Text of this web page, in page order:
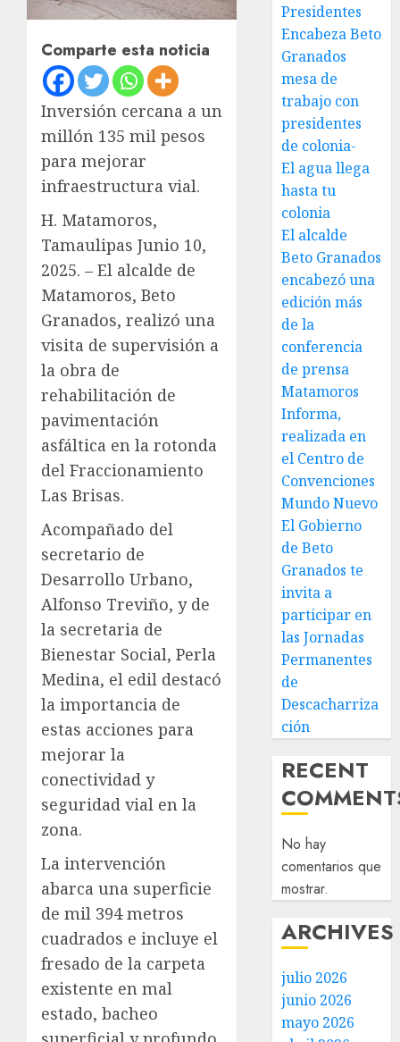
Comparte esta noticia
Inversión cercana a un
millón 135 mil pesos
para mejorar
infraestructura vial.
H. Matamoros,
Tamaulipas Junio 10,
2025. – El alcalde de
Matamoros, Beto
Granados, realizó una
visita de supervisión a
la obra de
rehabilitación de
pavimentación
asfáltica en la rotonda
del Fraccionamiento
Las Brisas.
Acompañado del
secretario de
Desarrollo Urbano,
Alfonso Treviño, y de
la secretaria de
Bienestar Social, Perla
Medina, el edil destacó
la importancia de
estas acciones para
mejorar la
conectividad y
seguridad vial en la
zona.
La intervención
abarca una superficie
de mil 394 metros
cuadrados e incluye el
fresado de la carpeta
existente en mal
estado, bacheo
Presidentes
Encabeza Beto
Granados
mesa de
trabajo con
presidentes
de colonia-
El agua llega
hasta tu
colonia
El alcalde
Beto Granados
encabezó una
edición más
de la
conferencia
de prensa
Matamoros
Informa,
realizada en
el Centro de
Convenciones
Mundo Nuevo
El Gobierno
de Beto
Granados te
invita a
participar en
las Jornadas
Permanentes
de
Descacharriza
ción
RECENT
No hay
comentarios que
mostrar.
ARCHIVES
julio 2026
junio 2026
mayo 2026